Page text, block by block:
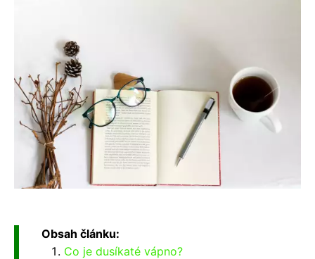
Obsah článku:
Co je dusíkaté vápno?